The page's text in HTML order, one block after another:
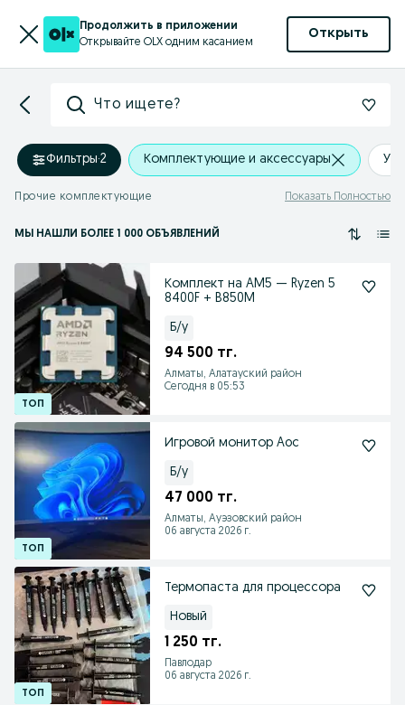
Продолжить в приложении
Открывайте OLX одним касанием
Открыть
Что ищете?
Фильтры·2 Комплектующие и аксессуары
Прочие комплектующие Показать Полностью
МЫ НАШЛИ БОЛЕЕ 1 000 ОБЪЯВЛЕНИЙ
Комплект на AM5 — Ryzen 5
8400F + B850M
Б/у
94 500 тг.
Алматы, Алатауский район
Сегодня в 05:53
Игровой монитор Aoc
Б/у
47 000 тг.
Алматы, Ауэзовский район
06 августа 2026 г.
Термопаста для процессора
Новый
1 250 тг.
Павлодар
06 августа 2026 г.